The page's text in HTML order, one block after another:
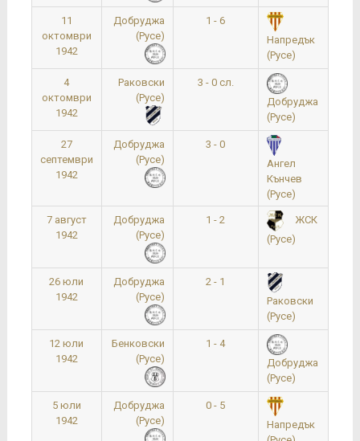
11
октомври
1942
Добруджа
(Русе)
1 - 6
Напредък
(Русе)
4
октомври
1942
Раковски
(Русе)
3 - 0 сл.
Добруджа
(Русе)
27
септември
1942
Добруджа
(Русе)
3 - 0
Ангел
Кънчев
(Русе)
7 август
1942
Добруджа
(Русе)
1 - 2
ЖСК
(Русе)
26 юли
1942
Добруджа
(Русе)
2 - 1
Раковски
(Русе)
12 юли
1942
Бенковски
(Русе)
1 - 4
Добруджа
(Русе)
5 юли
1942
Добруджа
(Русе)
0 - 5
Напредък